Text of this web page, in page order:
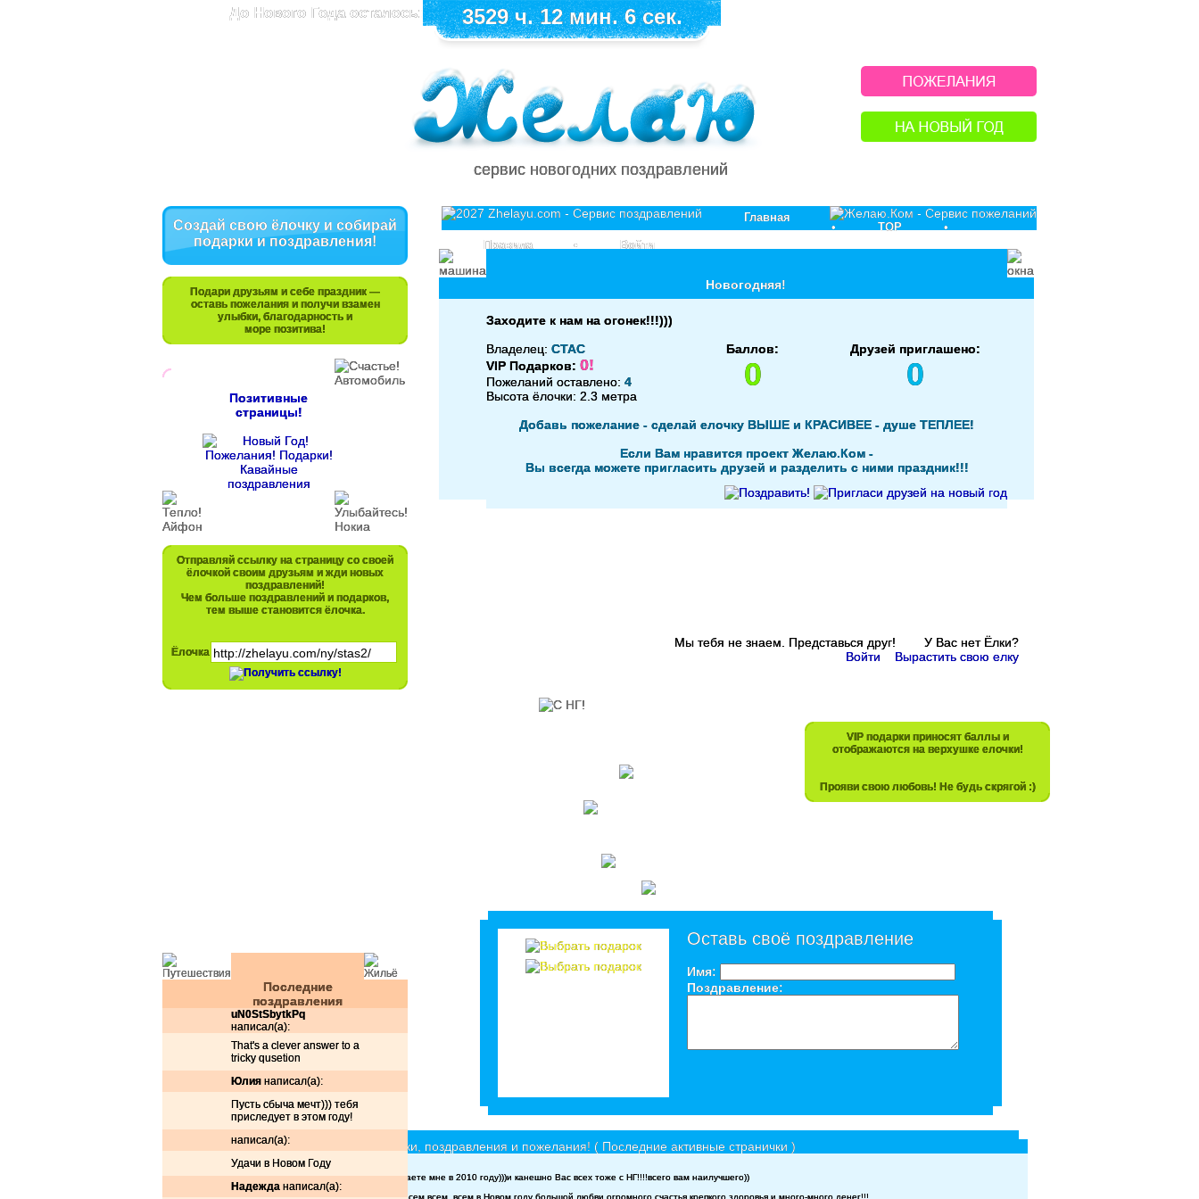
До Нового Года осталось: 3529 ч. 12 мин. 6 сек.
сервис новогодних поздравлений
Создай свою ёлочку и собирай
подарки и поздравления!
Подари друзьям и себе праздник —
оставь пожелания и получи взамен
улыбки, благодарность и
море позитива!
Позитивные
страницы!
Отправляй ссылку на страницу со своей
ёлочкой своим друзьям и жди новых
поздравлений!
Чем больше поздравлений и подарков,
тем выше становится ёлочка.
Ёлочка
Последние
поздравления
uN0StSbytkPq
написал(а):
That's a clever answer to a
tricky qusetion
Юлия написал(а):
Пусть сбыча мечт))) тебя
приследует в этом году!
написал(а):
Удачи в Новом Году
Надежда написал(а):
Главная
• TOP
•
Правила
• Войти
Новогодняя!
Заходите к нам на огонек!!!)))
Владелец: СТАС
VIP Подарков: 0!
Пожеланий оставлено: 4
Высота ёлочки: 2.3 метра
Баллов:
0
Друзей приглашено:
0
Добавь пожелание - сделай елочку ВЫШЕ и КРАСИВЕЕ - душе ТЕПЛЕЕ!
Если Вам нравится проект Желаю.Ком -
Вы всегда можете пригласить друзей и разделить с ними праздник!!!
VIP подарки приносят баллы и
отображаются на верхушке елочки!
Прояви свою любовь! Не будь скрягой :)
Мы тебя не знаем. Представься друг! У Вас нет Ёлки?
Войти
Вырастить свою елку
Оставь своё поздравление
Имя:
Поздравление:
Ёлочки красавицы - принимают подарки, поздравления и пожелания! ( Последние активные странички )
КРАСОТОЧКА!!!
Ёлочка счастья и радостипишите всё што вы желаете мне в 2010 году)))и канешно Вас всех тоже с НГ!!!!всего вам наилучшего))
маленькая ранетка
Ёлочка любви,счастья,здоровья и благополучия!Всем,всем ,всем в Новом году большой любви,огромного счастья,крепкого здоровья и много-много денег!!!